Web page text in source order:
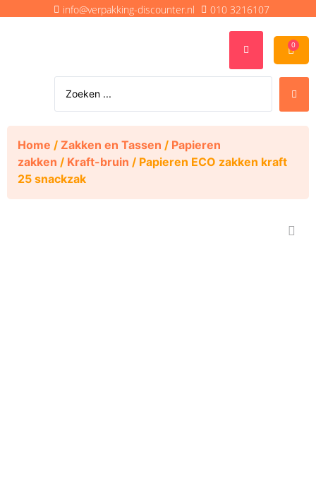
info@verpakking-discounter.nl 010 3216107
0
Home / Zakken en Tassen / Papieren
zakken / Kraft-bruin / Papieren ECO zakken kraft
25 snackzak